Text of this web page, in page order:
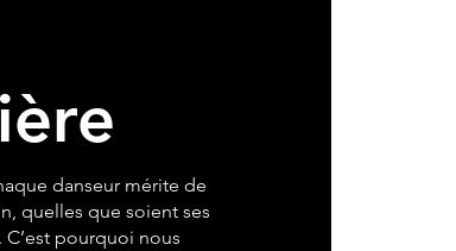
danseur mérite de
quelles que soient ses
C’est pourquoi nous